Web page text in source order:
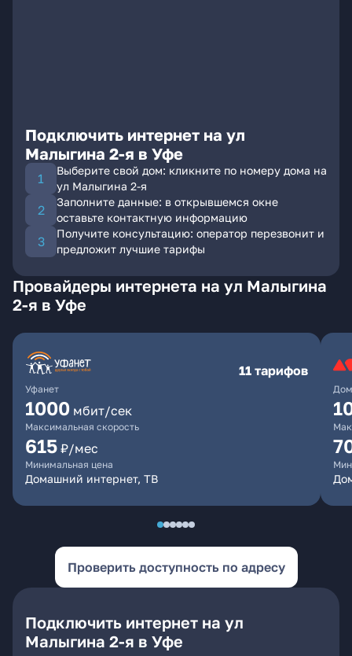
Подключить интернет на ул
Малыгина 2-я в Уфе
Выберите свой дом: кликните по номеру дома на
ул Малыгина 2-я
Заполните данные: в открывшемся окне
оставьте контактную информацию
Получите консультацию: оператор перезвонит и
предложит лучшие тарифы
Провайдеры интернета на ул Малыгина
2-я в Уфе
Уфанет
11 тарифов
1000 мбит/сек
Максимальная скорость
615 ₽/мес
Минимальная цена
Домашний интернет, ТВ
Проверить доступность по адресу
Подключить интернет на ул
Малыгина 2-я в Уфе